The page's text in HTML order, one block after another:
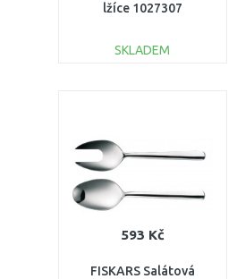
lžíce 1027307
SKLADEM
593 Kč
FISKARS Salátová